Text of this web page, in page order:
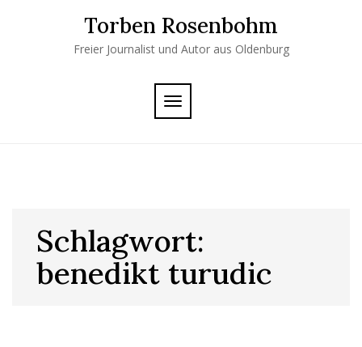
Torben Rosenbohm
Freier Journalist und Autor aus Oldenburg
TOGGLE
NAVIGATION
Schlagwort:
benedikt turudic